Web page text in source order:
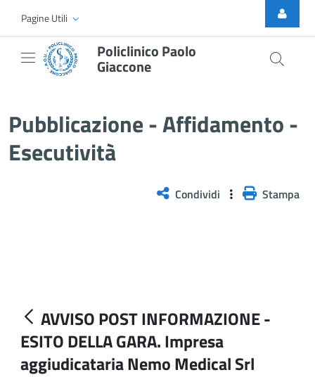
Skip to Main Content
Pagine Utili
Policlinico Paolo
Giaccone
Pubblicazione - Affidamento -
Esecutività
Condividi Stampa
AVVISO POST INFORMAZIONE -
ESITO DELLA GARA. Impresa
aggiudicataria Nemo Medical Srl